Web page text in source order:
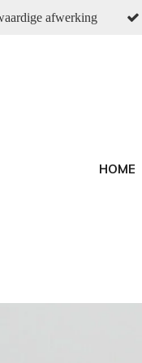
afwerking
HOME